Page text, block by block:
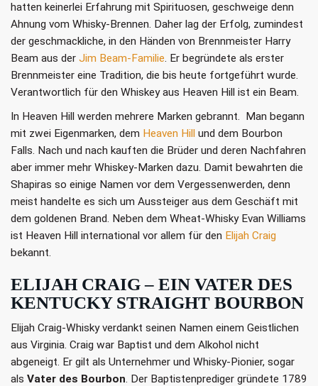
hatten keinerlei Erfahrung mit Spirituosen, geschweige denn
Ahnung vom Whisky-Brennen. Daher lag der Erfolg, zumindest
der geschmackliche, in den Händen von Brennmeister Harry
Beam aus der Jim Beam-Familie. Er begründete als erster
Brennmeister eine Tradition, die bis heute fortgeführt wurde.
Verantwortlich für den Whiskey aus Heaven Hill ist ein Beam.
In Heaven Hill werden mehrere Marken gebrannt. Man begann
mit zwei Eigenmarken, dem Heaven Hill und dem Bourbon
Falls. Nach und nach kauften die Brüder und deren Nachfahren
aber immer mehr Whiskey-Marken dazu. Damit bewahrten die
Shapiras so einige Namen vor dem Vergessenwerden, denn
meist handelte es sich um Aussteiger aus dem Geschäft mit
dem goldenen Brand. Neben dem Wheat-Whisky Evan Williams
ist Heaven Hill international vor allem für den Elijah Craig
bekannt.
ELIJAH CRAIG – EIN VATER DES
KENTUCKY STRAIGHT BOURBON
Elijah Craig-Whisky verdankt seinen Namen einem Geistlichen
aus Virginia. Craig war Baptist und dem Alkohol nicht
abgeneigt. Er gilt als Unternehmer und Whisky-Pionier, sogar
als Vater des Bourbon. Der Baptistenprediger gründete 1789